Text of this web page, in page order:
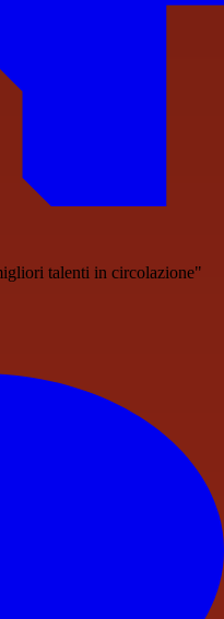
talenti in circolazione"